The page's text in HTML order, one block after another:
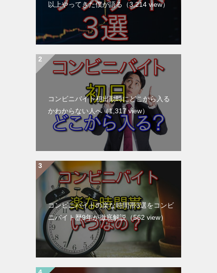
以上やってきた僕が語る （3,214 view）
コンビニバイト初出勤時にどこから入る
かわからない人へ（1,317 view）
コンビニバイトの楽な時間帯3選をコンビ
ニバイト歴9年が徹底解説（562 view）